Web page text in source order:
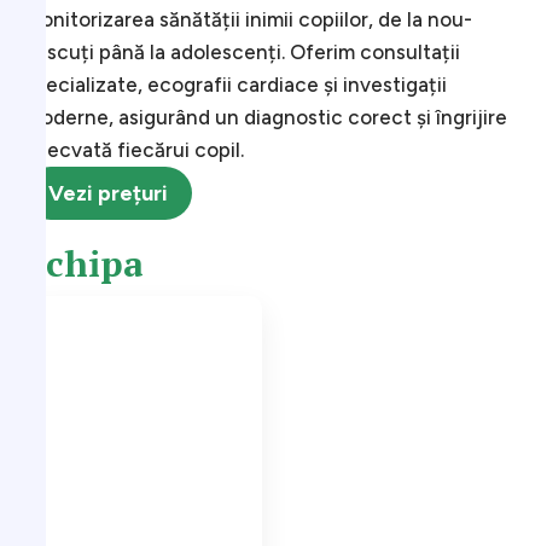
monitorizarea sănătății inimii copiilor, de la nou-
născuți până la adolescenți. Oferim consultații
specializate, ecografii cardiace și investigații
moderne, asigurând un diagnostic corect și îngrijire
adecvată fiecărui copil.
Vezi prețuri
Echipa